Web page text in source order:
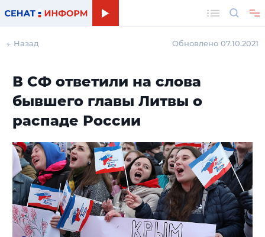
← Назад Обновлено 07.10.2021
В СФ ответили на слова
бывшего главы Литвы о
распаде России